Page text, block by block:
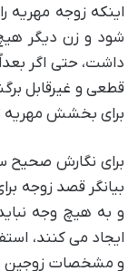
اینکه زوجه مهریه
شود و زن دیگر
داشت، حتی اگر
قطعی و غیرقابل
برای بخشش مهریه
برای نگارش صحیح
بیانگر قصد زوجه
و به هیچ وجه
ایجاد می کنند،
و مشخصات زوجین